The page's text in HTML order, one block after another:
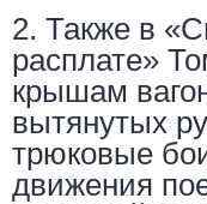
2. Также в
расплате»
крышам
вытянутых
трюковые
движения